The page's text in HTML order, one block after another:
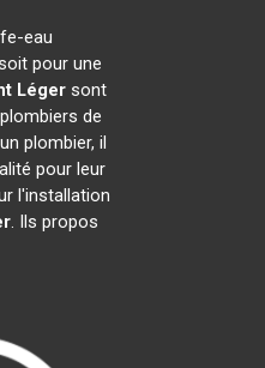
eau
pour une
Légersont
de
plombier, il
pour leur
l'installation
. Ils propos